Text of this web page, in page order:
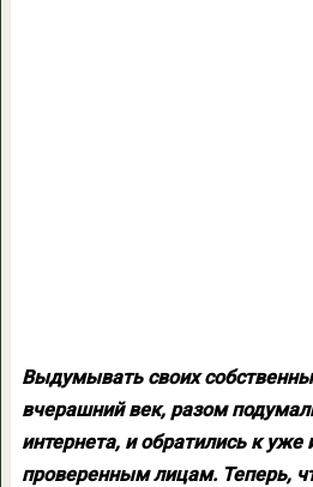
Выдумывать своих
вчерашний век, разом
интернета, и обратились к
проверенным лицам. Теперь,